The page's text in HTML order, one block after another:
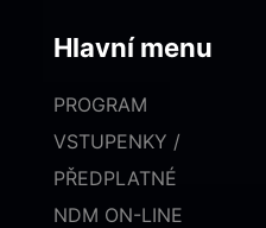
Hlavní menu
PROGRAM
VSTUPENKY /
PŘEDPLATNÉ
NDM ON-LINE